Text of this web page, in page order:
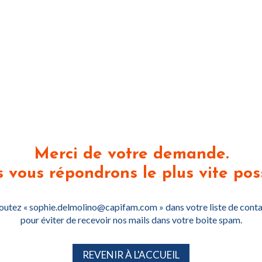
Merci de votre demande.
vous répondrons le plus vite
« sophie.delmolino@capifam.com » dans votre liste de
pour éviter de recevoir nos mails dans votre boite spam.
REVENIR À L'ACCUEIL